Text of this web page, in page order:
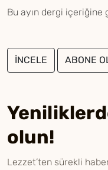
Bu ayın dergi içeriğine
İNCELE ABONE
olun!
Lezzet’ten sürekli